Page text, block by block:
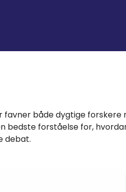
både dygtige forskere
bedste forståelse for,
debat.